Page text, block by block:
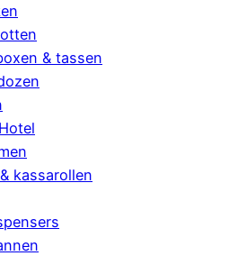
& tassen
kassarollen